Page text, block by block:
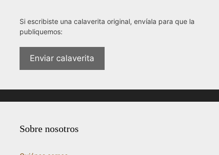
Si escribiste una calaverita original, envíala para que la
publiquemos:
Enviar calaverita
Sobre nosotros